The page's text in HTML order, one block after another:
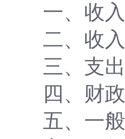
一、收
二、收
三、支
四、财
五、一